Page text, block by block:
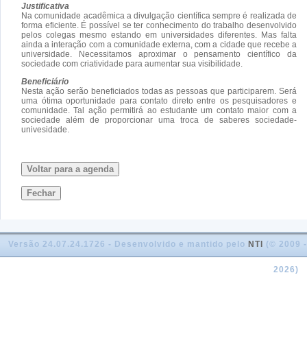
Justificativa
Na comunidade acadêmica a divulgação científica sempre é realizada de
forma eficiente. É possível se ter conhecimento do trabalho desenvolvido
pelos colegas mesmo estando em universidades diferentes. Mas falta
ainda a interação com a comunidade externa, com a cidade que recebe a
universidade. Necessitamos aproximar o pensamento científico da
sociedade com criatividade para aumentar sua visibilidade.
Beneficiário
Nesta ação serão beneficiados todas as pessoas que participarem. Será
uma ótima oportunidade para contato direto entre os pesquisadores e
comunidade. Tal ação permitirá ao estudante um contato maior com a
sociedade além de proporcionar uma troca de saberes sociedade-
univesidade.
Voltar para a agenda
Fechar
Versão 24.07.24.1726 - Desenvolvido e mantido pelo NTI (© 2009 -
2026)